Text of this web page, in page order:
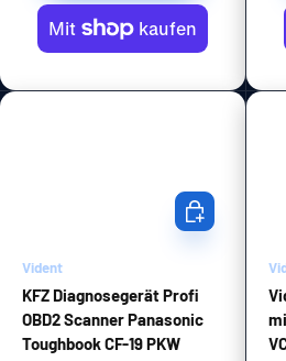
Vident
KFZ Diagnosegerät Profi
OBD2 Scanner Panasonic
Toughbook CF-19 PKW
In den Warenkorb